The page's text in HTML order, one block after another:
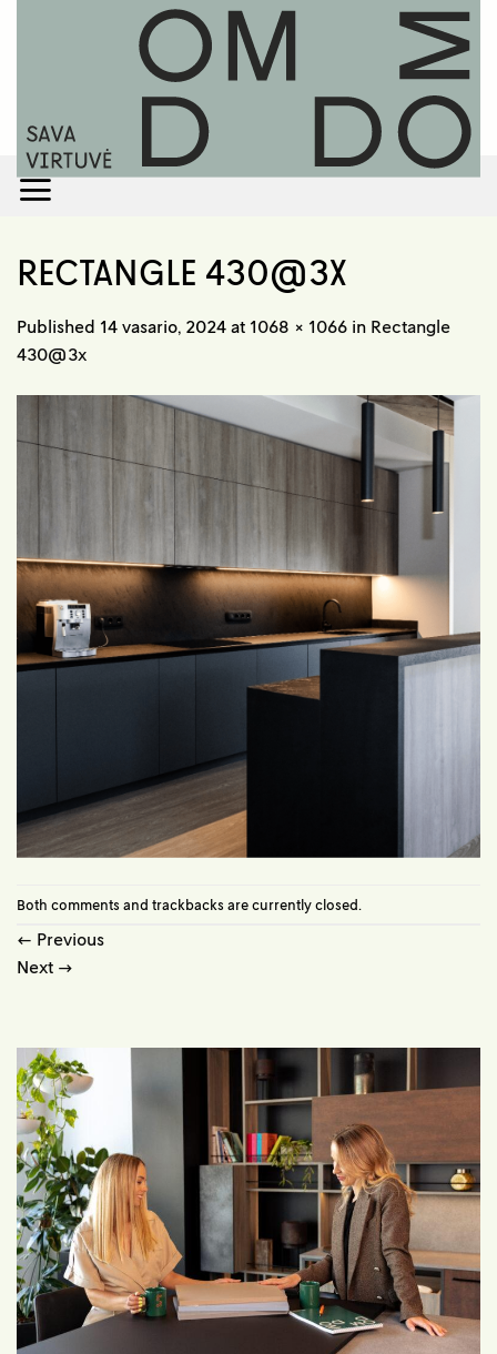
RECTANGLE 430@3X
Published 14 vasario, 2024 at 1068 × 1066 in Rectangle
430@3x
Both comments and trackbacks are currently closed.
← Previous
Next →